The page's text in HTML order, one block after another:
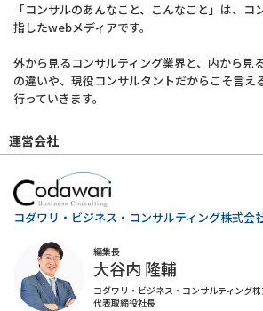
「コンサルのあんなこと、こんなこと」は、コ
指したwebメディアです。
外から見るコンサルティング業界と、内から見
の違いや、現役コンサルタントだからこそ言え
行っていきます。
運営会社
コダワリ・ビジネス・コンサルティング株式会
編集長
大谷内 隆輔
コダワリ・ビジネス・コンサルティング
代表取締役社長